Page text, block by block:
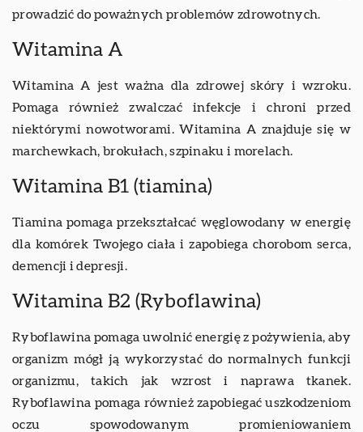
prowadzić do poważnych problemów zdrowotnych.
Witamina A
Witamina A jest ważna dla zdrowej skóry i wzroku.
Pomaga również zwalczać infekcje i chroni przed
niektórymi nowotworami. Witamina A znajduje się w
marchewkach, brokułach, szpinaku i morelach.
Witamina B1 (tiamina)
Tiamina pomaga przekształcać węglowodany w energię
dla komórek Twojego ciała i zapobiega chorobom serca,
demencji i depresji.
Witamina B2 (Ryboflawina)
Ryboflawina pomaga uwolnić energię z pożywienia, aby
organizm mógł ją wykorzystać do normalnych funkcji
organizmu, takich jak wzrost i naprawa tkanek.
Ryboflawina pomaga również zapobiegać uszkodzeniom
oczu spowodowanym promieniowaniem